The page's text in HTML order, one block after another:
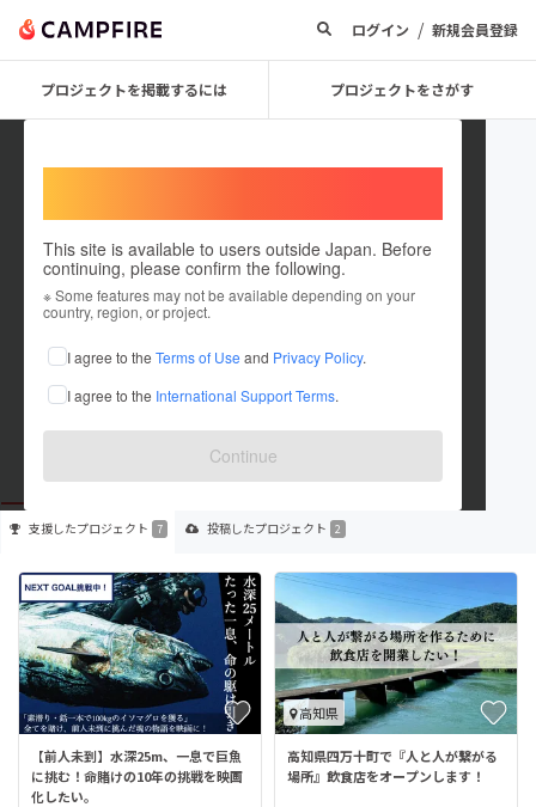
ログイン / 新規会員登録
プロジェクトを掲載するには プロジェクトをさがす
This site is available to users outside Japan. Before
continuing, please confirm the following.
※ Some features may not be available depending on your
country, region, or project.
I agree to the Terms of Use and Privacy Policy.
I agree to the International Support Terms.
Continue
Michio_ok
これまでに7回支援して2件のプロジェクトを投稿しています
在住国：日本 現在地：東京都
出身国：日本 出身地：東京都
支援したプロジェクト 7 投稿したプロジェクト 2
【前人未到】水深25m、一息で巨魚
に挑む！命賭けの10年の挑戦を映画
化したい。
高知県
高知県四万十町で『人と人が繋がる
場所』飲食店をオープンします！